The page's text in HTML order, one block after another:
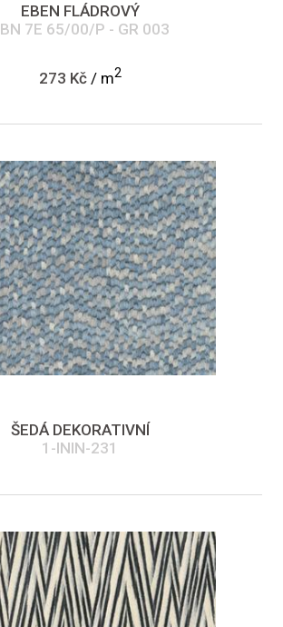
EBEN FLÁDROVÝ
7E 65/00/P - GR 003
273 Kč/ m2
ŠEDÁ DEKORATIVNÍ
1-ININ-231